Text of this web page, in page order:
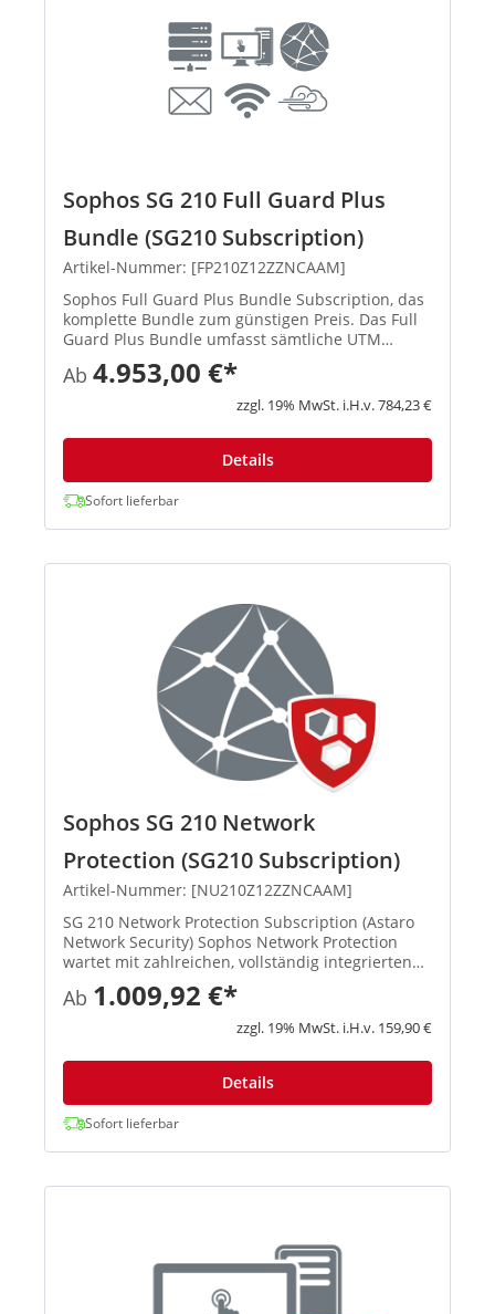
Sophos SG 210 Full Guard Plus
Bundle (SG210 Subscription)
Artikel-Nummer: [FP210Z12ZZNCAAM]
Sophos Full Guard Plus Bundle Subscription, das
komplette Bundle zum günstigen Preis. Das Full
Guard Plus Bundle umfasst sämtliche UTM
Subscriptions (E-Mail Protection, Network
Protection, Web Protection, Webserver Protection
Wireless Protection und ...
Ab 4.953,00 €*
zzgl. 19% MwSt. i.H.v. 784,23 €
Details
Sofort lieferbar
Sophos SG 210 Network
Protection (SG210 Subscription)
Artikel-Nummer: [NU210Z12ZZNCAAM]
SG 210 Network Protection Subscription (Astaro
Network Security) Sophos Network Protection
wartet mit zahlreichen, vollständig integrierten
Funktionen auf: Intrusion Protection, Schutz vor
Denial-of-Service-Attacken, VPN-Gateway, HTML5
Ab 1.009,92 €*
zzgl. 19% MwSt. i.H.v. 159,90 €
Details
Sofort lieferbar